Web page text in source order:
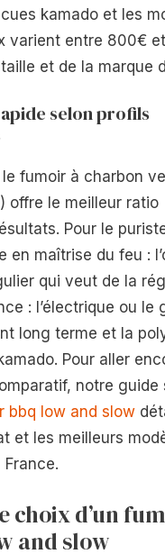
kamado et les
varient entre 800€
et de la marque
selon profils
fumoir à charbon
offre le meilleur ratio
Pour le
en maîtrise du feu :
qui veut de la
: l’électrique ou le
long terme et la
Pour aller
notre guide
bbq low and slow
et les meilleurs
choix d’un
and slow